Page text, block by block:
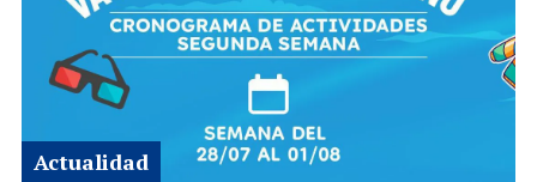
Actualidad